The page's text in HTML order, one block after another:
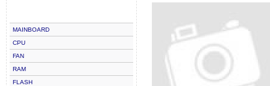
MAINBOARD
CPU
FAN
RAM
FLASH